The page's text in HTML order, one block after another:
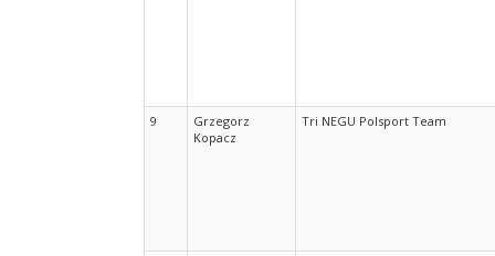
9
Grzegorz
Kopacz
Tri NEGU Polsport Team